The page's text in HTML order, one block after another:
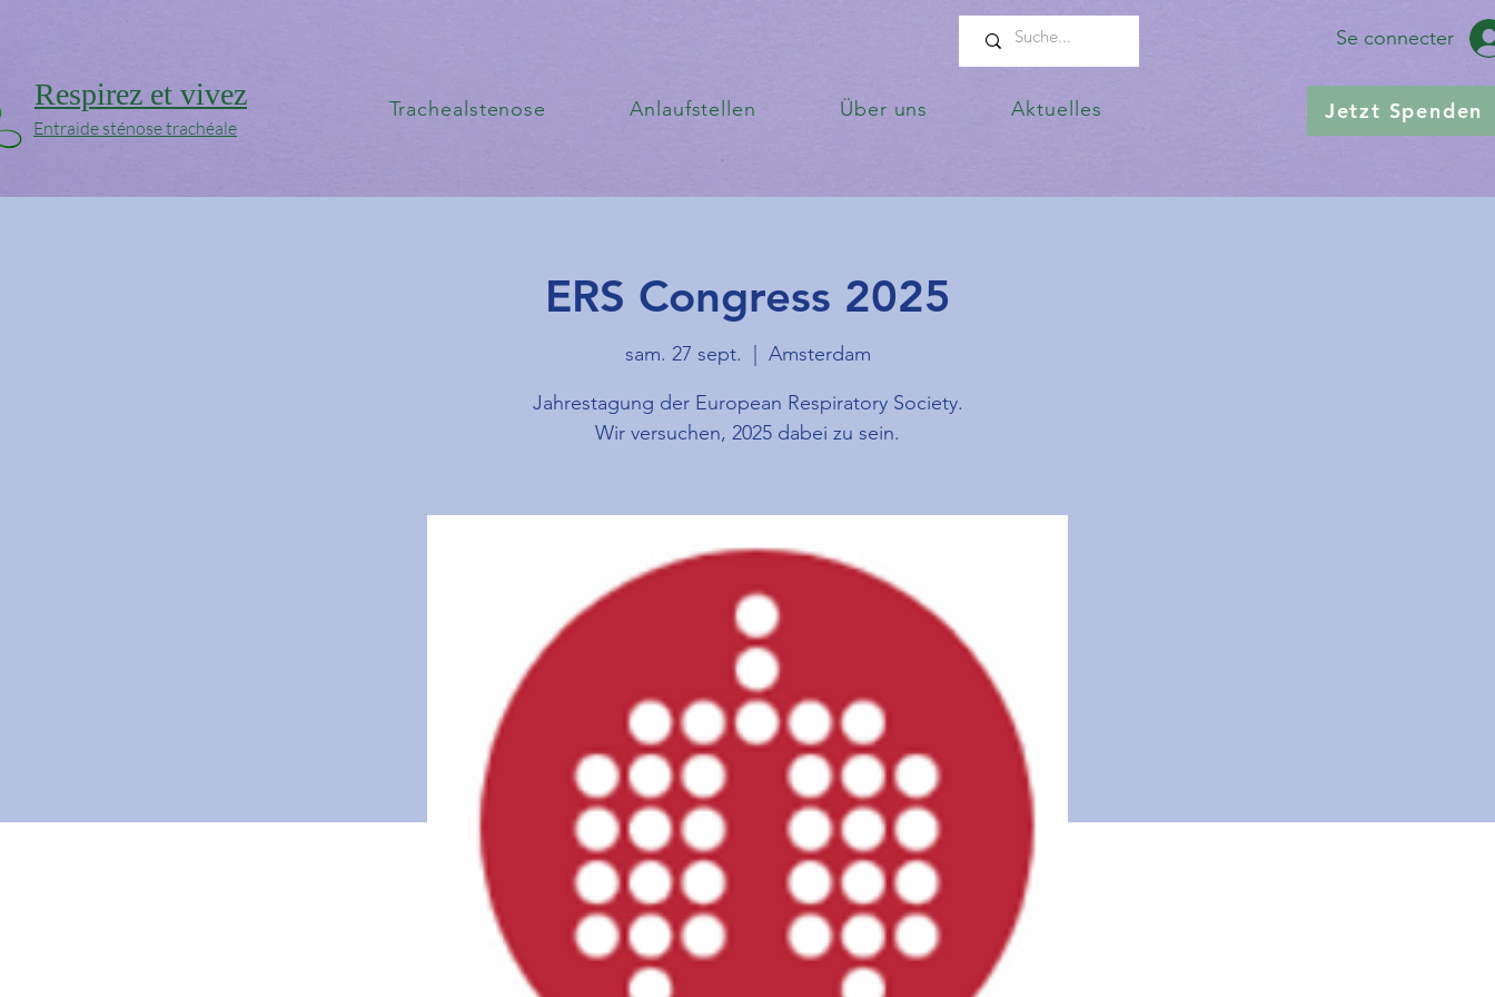
Respirez et vivez
Entraide sténose trachéale
Trachealstenose Anlaufstellen Über uns Aktuelles
Se connecter
Jetzt Spenden
ERS Congress 2025
sam. 27 sept.
Amsterdam
Jahrestagung der European Respiratory Society.
Wir versuchen, 2025 dabei zu sein.